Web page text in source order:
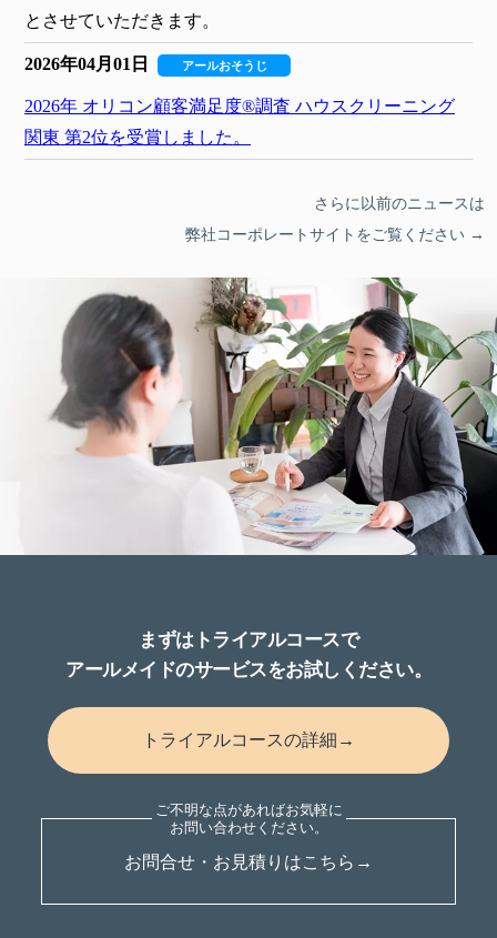
とさせていただきます。
2026年04月01日 アールおそうじ
2026年 オリコン顧客満足度®調査 ハウスクリーニング
関東 第2位を受賞しました。
さらに以前のニュースは
弊社コーポレートサイトをご覧ください →
まずはトライアルコースで
アールメイドのサービスをお試しください。
トライアルコースの詳細→
お問合せ・お見積りはこちら→